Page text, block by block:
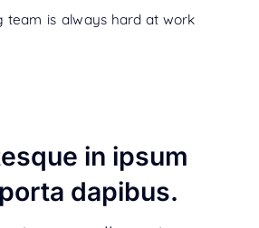
team is always hard at work
in ipsum
dapibus.